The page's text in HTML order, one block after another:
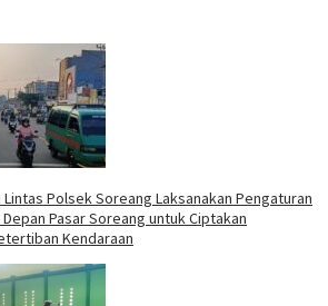
Polsek Soreang Laksanakan Pengaturan
Pasar Soreang untuk Ciptakan
Kendaraan